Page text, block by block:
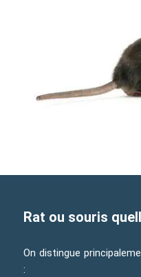
Rat ou souris
On distingue
: